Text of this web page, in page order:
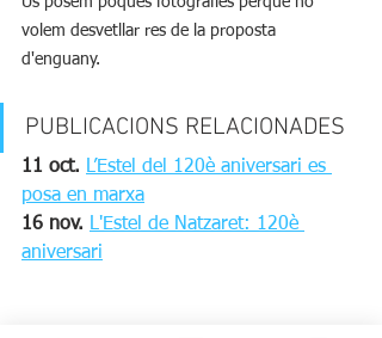
volem desvetllar res de la proposta
d'enguany.
PUBLICACIONS RELACIONADES
11 oct. L’Estel del 120è aniversari es
posa en marxa
16 nov. L'Estel de Natzaret: 120è
aniversari